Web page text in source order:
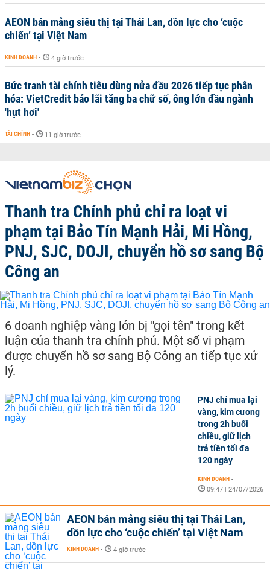
AEON bán mảng siêu thị tại Thái Lan, dồn lực cho ‘cuộc
chiến’ tại Việt Nam
KINH DOANH - 4 giờ trước
Bức tranh tài chính tiêu dùng nửa đầu 2026 tiếp tục phân
hóa: VietCredit báo lãi tăng ba chữ số, ông lớn đầu ngành
'hụt hơi'
TÀI CHÍNH - 11 giờ trước
Thanh tra Chính phủ chỉ ra loạt vi
phạm tại Bảo Tín Mạnh Hải, Mi Hồng,
PNJ, SJC, DOJI, chuyển hồ sơ sang Bộ
Công an
6 doanh nghiệp vàng lớn bị "gọi tên" trong kết
luận của thanh tra chính phủ. Một số vi phạm
được chuyển hồ sơ sang Bộ Công an tiếp tục xử
lý.
PNJ chỉ mua lại
vàng, kim cương
trong 2h buổi
chiều, giữ lịch
trả tiền tối đa
120 ngày
KINH DOANH -
09:47 | 24/07/2026
AEON bán mảng siêu thị tại Thái Lan,
dồn lực cho ‘cuộc chiến’ tại Việt Nam
KINH DOANH - 4 giờ trước